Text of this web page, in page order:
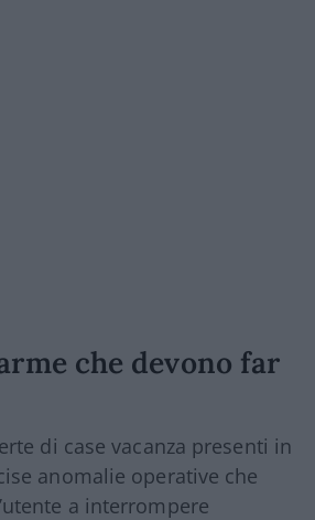
che devono far
di case vacanza presenti in
anomalie operative che
a interrompere